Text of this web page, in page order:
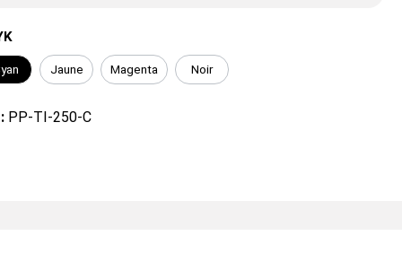
Jaune Magenta Noir
PP-TI-250-C